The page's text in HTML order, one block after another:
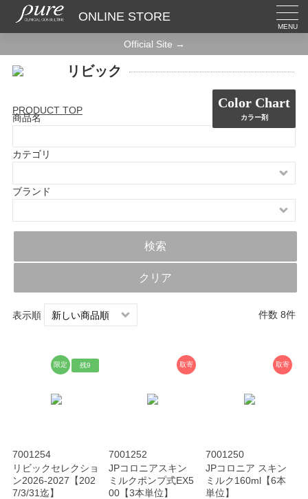
MENU
ONLINE STORE
Official Site →
リビック
PRODUCT TOP
Color Chart
カラー剤
商品名
カテゴリ
ブランド
検索
クリア
表示順 件数 8件
限定 残9
7001254
リビックセレクショ
ン2026-2027【202
7/3/31迄】
取寄
7001252
JPコロニアスキン
ミルクポンプ式EX5
00【3本単位】
取寄
7001250
JPコロニア スキン
ミルク160ml【6本
単位】